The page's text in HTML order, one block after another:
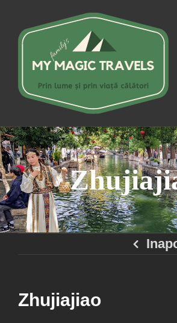
content
Zhujiajiao